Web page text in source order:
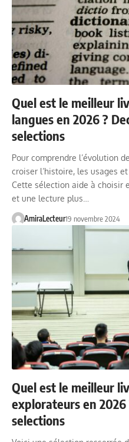
Quel est le meilleur
langues en 2026 ?
selections
Pour comprendre l’évolution
croiser l’histoire, les usages
Cette sélection aide à choisir
et une lecture plus…
AmiraLecteur19 novembre 2024
Quel est le meilleur
explorateurs en 2026
selections